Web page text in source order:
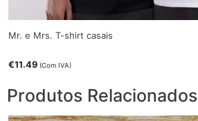
Mr. e Mrs. T-shirt casais
€11.49 (Com IVA)
Produtos Relacionados